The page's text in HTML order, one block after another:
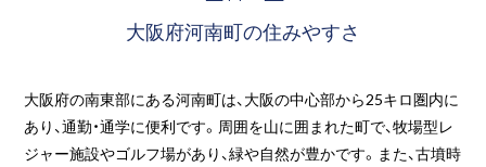
大阪府河南町の住みやすさ
大阪府の南東部にある河南町は、大阪の中心部から25キロ圏内に
あり、通勤・通学に便利です。周囲を山に囲まれた町で、牧場型レ
ジャー施設やゴルフ場があり、緑や自然が豊かです。また、古墳時